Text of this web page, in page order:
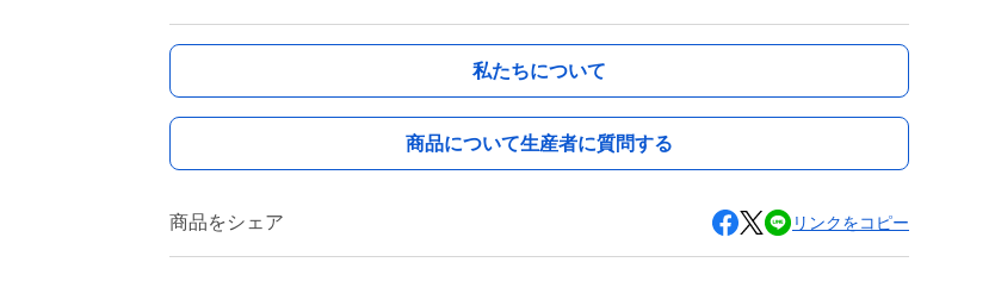
私たちについて
商品について生産者に質問する
商品をシェア リンクをコピー